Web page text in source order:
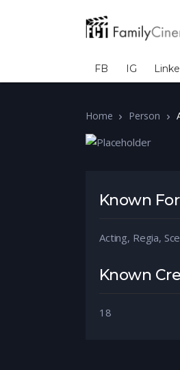
FB IG
Home Person
Known For
Acting, Regia,
Known
18